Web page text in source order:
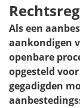
Als een
aankondigen
openbare
opgesteld
gegadigden